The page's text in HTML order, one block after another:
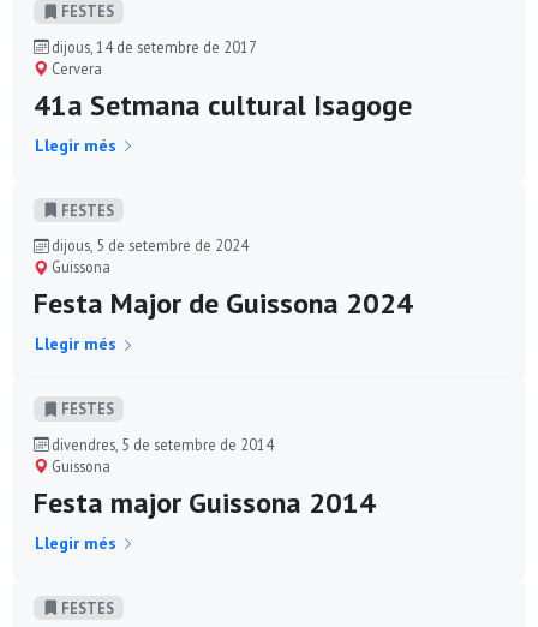
FESTES
dijous, 14 de setembre de 2017
Cervera
41a Setmana cultural Isagoge
Llegir més
FESTES
dijous, 5 de setembre de 2024
Guissona
Festa Major de Guissona 2024
Llegir més
FESTES
divendres, 5 de setembre de 2014
Guissona
Festa major Guissona 2014
Llegir més
FESTES